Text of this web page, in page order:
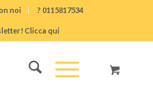
noi ? 0115817534
Clicca qui